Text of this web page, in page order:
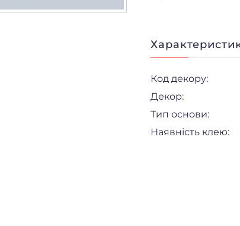
Код декору:
Декор:
Тип основи:
Наявність клею: